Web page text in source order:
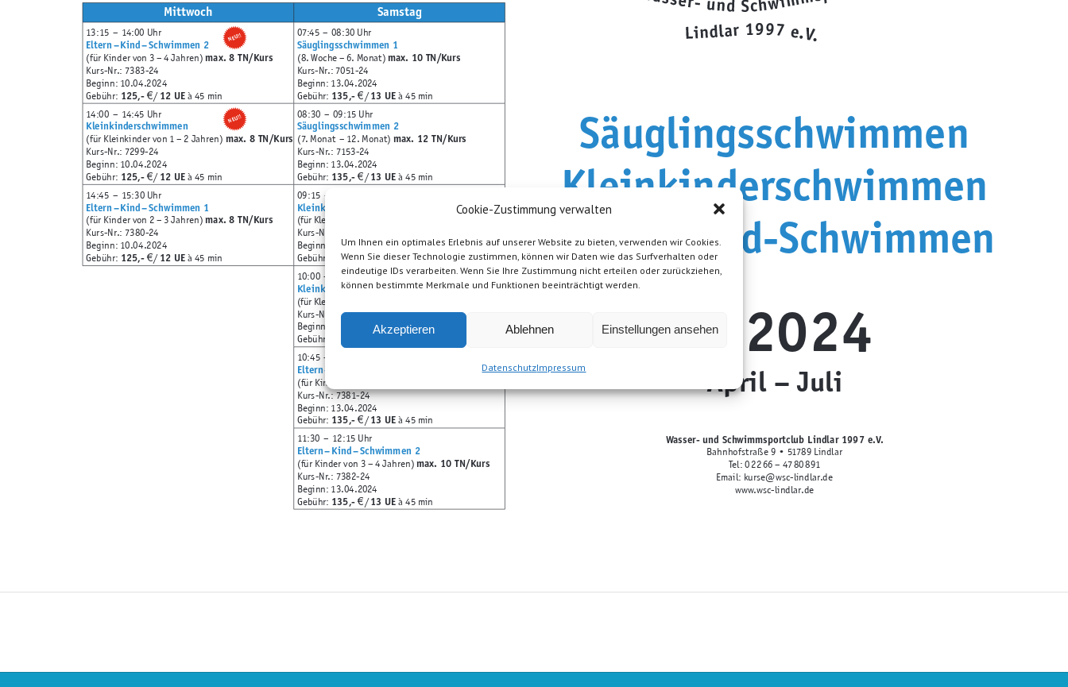
Cookie-Zustimmung verwalten
Um Ihnen ein optimales Erlebnis auf unserer Website zu bieten, verwenden wir Cookies.
Wenn Sie dieser Technologie zustimmen, können wir Daten wie das Surfverhalten oder
eindeutige IDs verarbeiten. Wenn Sie Ihre Zustimmung nicht erteilen oder zurückziehen,
können bestimmte Merkmale und Funktionen beeinträchtigt werden.
Akzeptieren Ablehnen Einstellungen ansehen
DatenschutzImpressum
2| 2024
April – Juli
Wasser- und Schwimmsportclub Lindlar 1997 e.V.
Bahnhofstraße 9 • 51789 Lindlar
Tel: 0 22 66 – 47 80 891
Email: kurse@wsc-lindlar.de
www.wsc-lindlar.de
Säuglingsschwimmen
Kleinkinderschwimmen
Eltern-Kind-
Schwimmen
Mittwoch Samstag
13:15 – 14:00 Uhr
Eltern – Kind – Schwimmen 2
(für Kinder von 3 – 4 Jahren) max. 8 TN/Kurs
Kurs-Nr.: 7383-24
Beginn: 10.04.2024
Gebühr: 125,- €/ 12 UE à 45 min
07:45 – 08:30 Uhr
Säuglingsschwimmen 1
(8. Woche – 6. Monat) max. 10 TN/Kurs
Kurs-Nr.: 7051-24
Beginn: 13.04.2024
Gebühr: 135,- € 13 UE à 45 min
14:00 – 14:45 Uhr
Kleinkinderschwimmen
(für Kleinkinder von 1 – 2 Jahren) max. 8 TN/Kurs
Kurs-Nr.: 7299-24
Beginn: 10.04.2024
Gebühr: 125,- €/ 12 UE à 45 min
08:30 – 09:15 Uhr
Säuglingsschwimmen 2
(7. Monat – 12. Monat) max. 12 TN/Kurs
Kurs-Nr.: 7153-24
Beginn: 13.04.2024
Gebühr: 135,- € 13 UE à 45 min
14:45 – 15:30 Uhr
Eltern – Kind – Schwimmen 1
(für Kinder von 2 – 3 Jahren) max. 8 TN/Kurs
Kurs-Nr.: 7380-24
Beginn: 10.04.2024
Gebühr: 125,- €/ 12 UE à 45 min
09:15 – 10:00 Uhr
Kleinkinderschwimmen
(für Kleinkinder von 1 – 2 Jahren)
Kurs-Nr.: 7200-24
Beginn: 13.04.2024
Gebühr:
135,-€/ 13 UEà 45 min
10:00 – 10:45 Uhr
Kleinkinderschwimmen
(für Kleinkinder von 1 – 2 Jahren)
Kurs-Nr.: 7201-24
Beginn: 13.04.2024
Gebühr:
13 UEà 45 min
10:45 – 11:30 Uhr
Eltern – Kind – Schwimmen 1
(für Kinder von 2 – 3 Jahren)
Kurs-Nr.: 7381-24
Beginn: 13.04.2024
Gebühr: 135,- € / 13 UE à 45 min
11:30 – 12:15 Uhr
Eltern – Kind – Schwimmen 2
(für Kinder von 3 – 4 Jahren) max. 10 TN/Kurs
Kurs-Nr.: 7382-24
Beginn: 13.04.2024
Gebühr: 135,- € 13 UE à 45 min
NEU!!
NEU!!
Säuglingsschwimmen 2
Kursgebühr:
135,- EUR 13 UE(45 min) samstags: 10:45– 11:30 Uhr